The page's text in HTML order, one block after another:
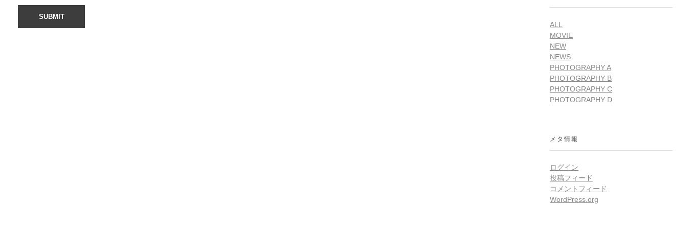
ALL
MOVIE
NEW
NEWS
PHOTOGRAPHY A
PHOTOGRAPHY B
PHOTOGRAPHY C
PHOTOGRAPHY D
メタ情報
ログイン
投稿フィード
コメントフィード
WordPress.org